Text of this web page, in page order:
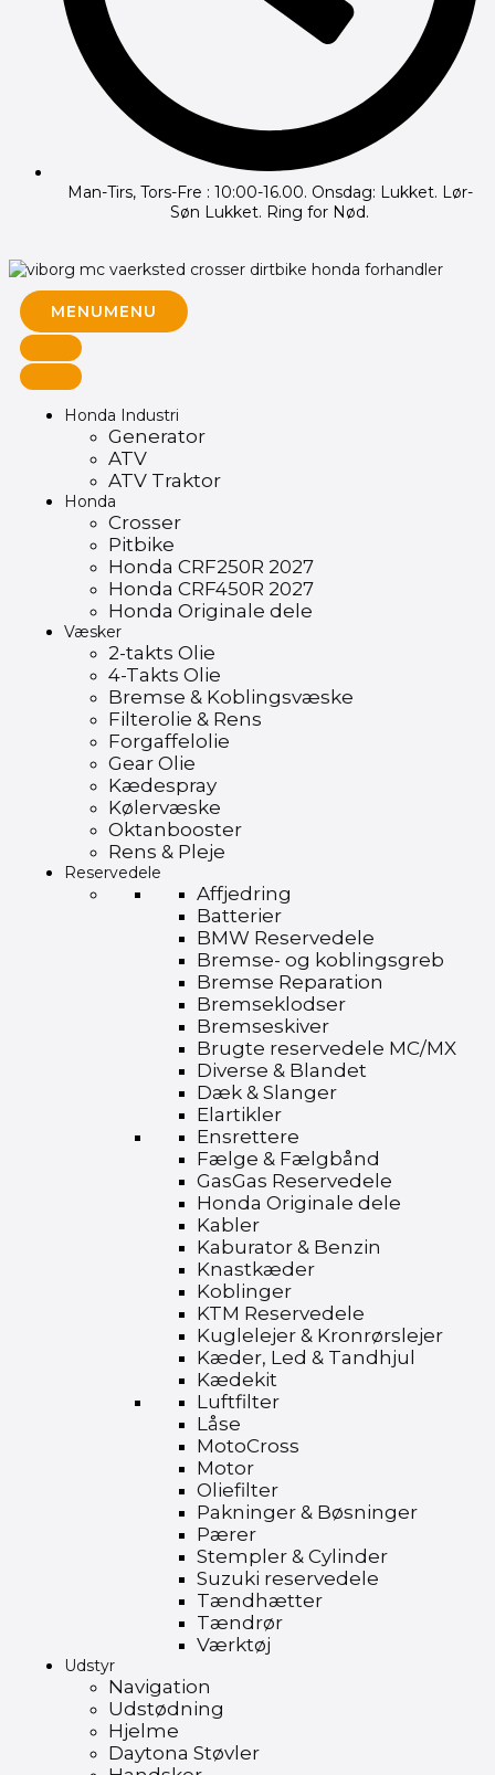
Man-Tirs, Tors-Fre : 10:00-16.00. Onsdag: Lukket. Lør-
Søn Lukket. Ring for Nød.
MENUMENU
Honda Industri
Generator
ATV
ATV Traktor
Honda
Crosser
Pitbike
Honda CRF250R 2027
Honda CRF450R 2027
Honda Originale dele
Væsker
2-takts Olie
4-Takts Olie
Bremse & Koblingsvæske
Filterolie & Rens
Forgaffelolie
Gear Olie
Kædespray
Kølervæske
Oktanbooster
Rens & Pleje
Reservedele
Affjedring
Batterier
BMW Reservedele
Bremse- og koblingsgreb
Bremse Reparation
Bremseklodser
Bremseskiver
Brugte reservedele MC/MX
Diverse & Blandet
Dæk & Slanger
Elartikler
Ensrettere
Fælge & Fælgbånd
GasGas Reservedele
Honda Originale dele
Kabler
Kaburator & Benzin
Knastkæder
Koblinger
KTM Reservedele
Kuglelejer & Kronrørslejer
Kæder, Led & Tandhjul
Kædekit
Luftfilter
Låse
MotoCross
Motor
Oliefilter
Pakninger & Bøsninger
Pærer
Stempler & Cylinder
Suzuki reservedele
Tændhætter
Tændrør
Værktøj
Udstyr
Navigation
Udstødning
Hjelme
Daytona Støvler